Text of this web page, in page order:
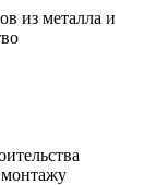
из металла и
монтажу